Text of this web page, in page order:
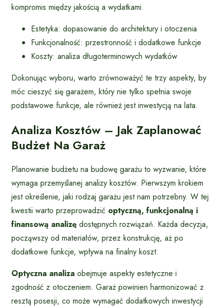
kompromis między jakością a wydatkami.
Estetyka: dopasowanie do architektury i otoczenia
Funkcjonalność: przestronność i dodatkowe funkcje
Koszty: analiza długoterminowych wydatków
Dokonując wyboru, warto zrównoważyć te trzy aspekty, by
móc cieszyć się garażem, który nie tylko spełnia swoje
podstawowe funkcje, ale również jest inwestycją na lata.
Analiza Kosztów – Jak Zaplanować
Budżet Na Garaż
Planowanie budżetu na budowę garażu to wyzwanie, które
wymaga przemyślanej analizy kosztów. Pierwszym krokiem
jest określenie, jaki rodzaj garażu jest nam potrzebny. W tej
kwestii warto przeprowadzić optyczną, funkcjonalną i
finansową analizę dostępnych rozwiązań. Każda decyzja,
począwszy od materiałów, przez konstrukcję, aż po
dodatkowe funkcje, wpływa na finalny koszt.
Optyczna analiza obejmuje aspekty estetyczne i
zgodność z otoczeniem. Garaż powinien harmonizować z
resztą posesji, co może wymagać dodatkowych inwestycji